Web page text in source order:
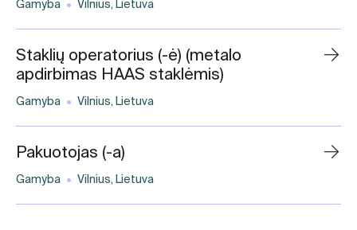
Gamyba Vilnius, Lietuva
Staklių operatorius (-ė) (metalo
apdirbimas HAAS staklėmis)
Gamyba Vilnius, Lietuva
Pakuotojas (-a)
Gamyba Vilnius, Lietuva